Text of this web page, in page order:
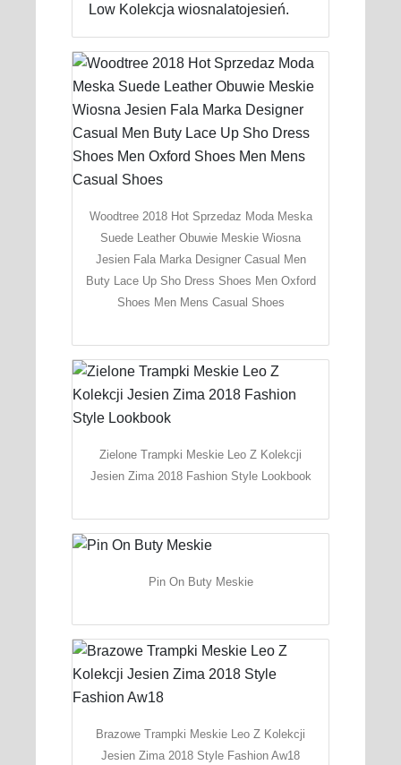
Low Kolekcja wiosnalatojesień.
Woodtree 2018 Hot Sprzedaz Moda Meska
Suede Leather Obuwie Meskie Wiosna
Jesien Fala Marka Designer Casual Men
Buty Lace Up Sho Dress Shoes Men Oxford
Shoes Men Mens Casual Shoes
Zielone Trampki Meskie Leo Z Kolekcji
Jesien Zima 2018 Fashion Style Lookbook
Pin On Buty Meskie
Brazowe Trampki Meskie Leo Z Kolekcji
Jesien Zima 2018 Style Fashion Aw18